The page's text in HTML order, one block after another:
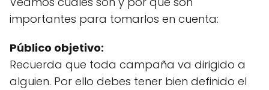
importantes para tomarlos en cuenta:
Público objetivo:
Recuerda que toda campaña va dirigido a
alguien. Por ello debes tener bien definido el